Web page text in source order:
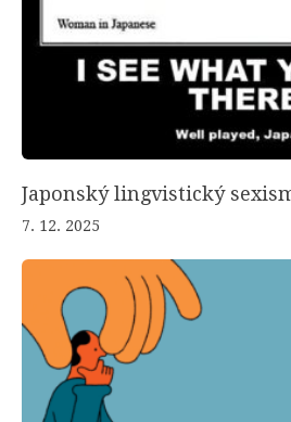
Japonský lingvistický
7. 12. 2025